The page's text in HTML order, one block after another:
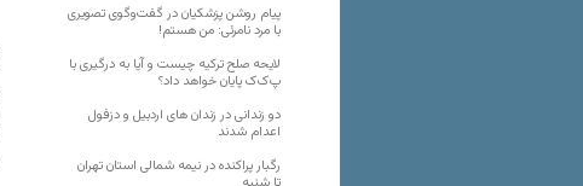
پیام روشن پزشکیان در گفت‌و‌گوی تصویری
با مرد نامرئی: من هستم!
لایحه صلح ترکیه چیست و آیا به درگیری با
پ‌ک‌ک پایان خواهد داد؟
دو زندانی در زندان های اردبیل و دزفول
اعدام شدند
رگبار پراکنده در نیمه شمالی استان تهران